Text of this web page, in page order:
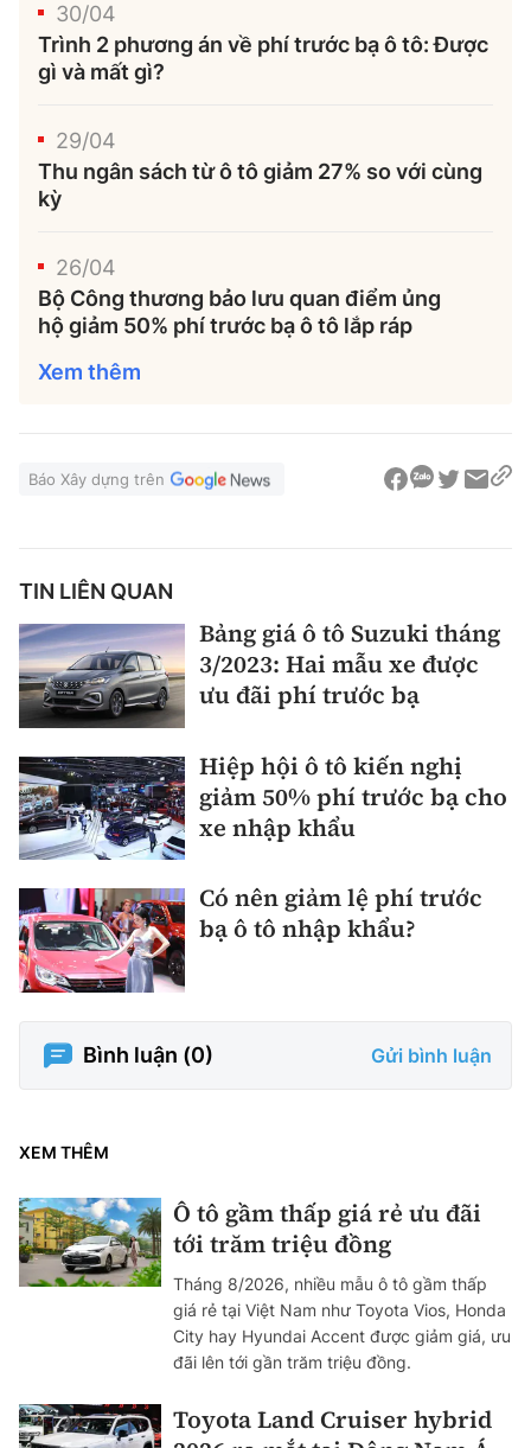
30/04
Trình 2 phương án về phí trước bạ ô tô: Được
gì và mất gì?
29/04
Thu ngân sách từ ô tô giảm 27% so với cùng
kỳ
26/04
Bộ Công thương bảo lưu quan điểm ủng
hộ giảm 50% phí trước bạ ô tô lắp ráp
Xem thêm
Báo Xây dựng trên
TIN LIÊN QUAN
Bảng giá ô tô Suzuki tháng
3/2023: Hai mẫu xe được
ưu đãi phí trước bạ
Hiệp hội ô tô kiến nghị
giảm 50% phí trước bạ cho
xe nhập khẩu
Có nên giảm lệ phí trước
bạ ô tô nhập khẩu?
Bình luận (0) Gửi bình luận
XEM THÊM
Ô tô gầm thấp giá rẻ ưu đãi
tới trăm triệu đồng
Tháng 8/2026, nhiều mẫu ô tô gầm thấp
giá rẻ tại Việt Nam như Toyota Vios, Honda
City hay Hyundai Accent được giảm giá, ưu
đãi lên tới gần trăm triệu đồng.
Toyota Land Cruiser hybrid